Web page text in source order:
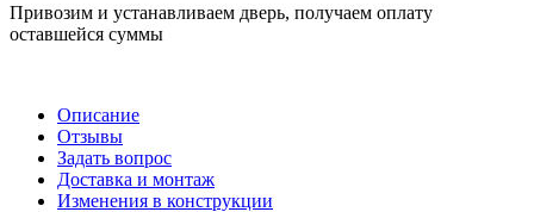
Привозим и устанавливаем дверь, получаем оплату
оставшейся суммы
Описание
Отзывы
Задать вопрос
Доставка и монтаж
Изменения в конструкции